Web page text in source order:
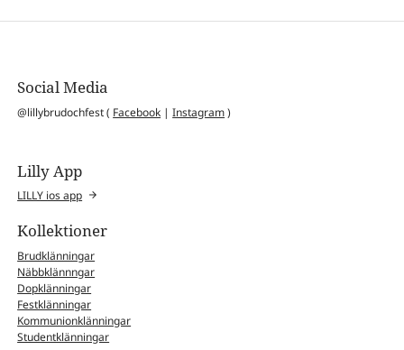
Social Media
@lillybrudochfest ( Facebook |Instagram)
Lilly App
LILLY ios app
Kollektioner
Brudklänningar
Näbbklännngar
Dopklänningar
Festklänningar
Kommunionklänningar
Studentklänningar